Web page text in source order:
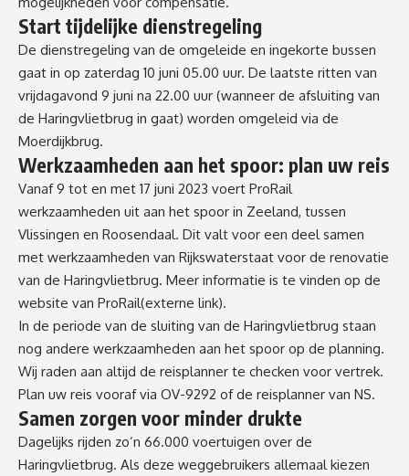
Start tijdelijke dienstregeling
De dienstregeling van de omgeleide en ingekorte bussen
gaat in op zaterdag 10 juni 05.00 uur. De laatste ritten van
vrijdagavond 9 juni na 22.00 uur (wanneer de afsluiting van
de Haringvlietbrug in gaat) worden omgeleid via de
Moerdijkbrug.
Werkzaamheden aan het spoor: plan uw reis
Vanaf 9 tot en met 17 juni 2023 voert ProRail
werkzaamheden uit aan het spoor in Zeeland, tussen
Vlissingen en Roosendaal. Dit valt voor een deel samen
met werkzaamheden van Rijkswaterstaat voor de renovatie
van de Haringvlietbrug. Meer informatie is te vinden op de
website van ProRail(externe link).
In de periode van de sluiting van de Haringvlietbrug staan
nog andere werkzaamheden aan het spoor op de planning.
Wij raden aan altijd de reisplanner te checken voor vertrek.
Plan uw reis vooraf via OV-9292 of de reisplanner van NS.
Samen zorgen voor minder drukte
Dagelijks rijden zo’n 66.000 voertuigen over de
Haringvlietbrug. Als deze weggebruikers allemaal kiezen